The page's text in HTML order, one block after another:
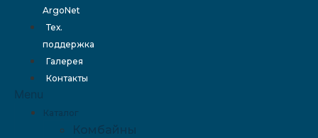
ArgoNet
Тех.
поддержка
Галерея
Контакты
Menu
Каталог
Комбайны